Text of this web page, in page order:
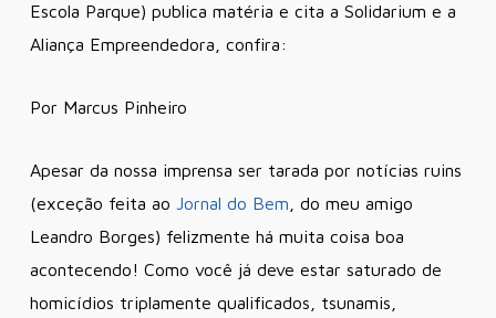
Escola Parque) publica matéria e cita a Solidarium e a
Aliança Empreendedora, confira:
Por Marcus Pinheiro
Apesar da nossa imprensa ser tarada por notícias ruins
(exceção feita ao Jornal do Bem , do meu amigo
Leandro Borges) felizmente há muita coisa boa
acontecendo! Como você já deve estar saturado de
homicídios triplamente qualificados, tsunamis,